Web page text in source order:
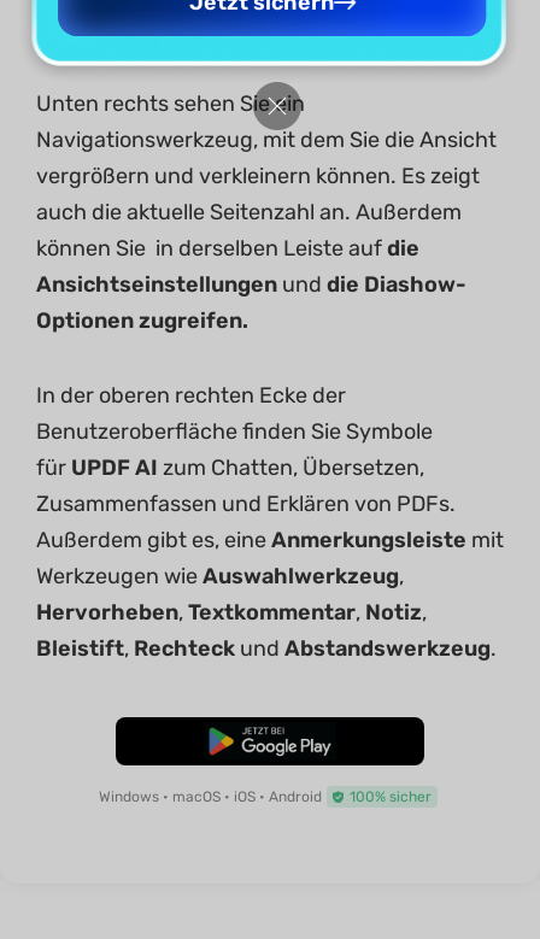
KommentareundAnlagen.
Unten rechts sehen Sie ein
Navigationswerkzeug, mit dem Sie die Ansicht
vergrößern und verkleinern können. Es zeigt
auch die aktuelle Seitenzahl an. Außerdem
können Sie in derselben Leiste aufdie
Ansichtseinstellungen und die Diashow-
Optionen zugreifen.
In der oberen rechten Ecke der
Benutzeroberfläche finden Sie Symbole
für UPDF AI zum Chatten, Übersetzen,
Zusammenfassen und Erklären von PDFs.
Außerdem gibt es, eineAnmerkungsleiste mit
Werkzeugen wieAuswahlwerkzeug,
Hervorheben,Textkommentar, Notiz,
Bleistift, Rechteck und Abstandswerkzeug.
Kostenloser Download
Windows • macOS • iOS • Android 100% sicher